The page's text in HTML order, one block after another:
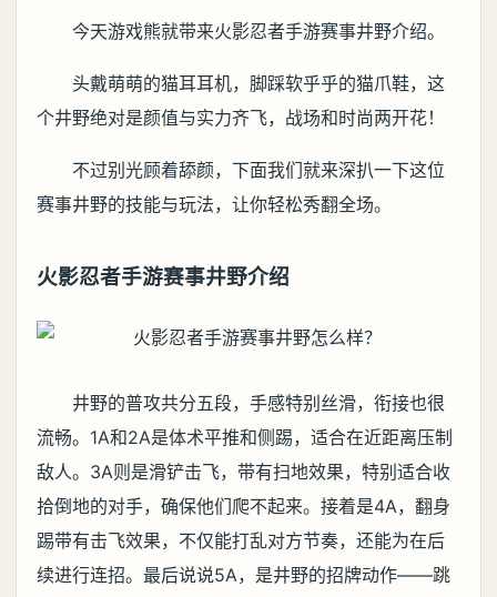
今天游戏熊就带来火影忍者手游赛事井野介绍。
头戴萌萌的猫耳耳机，脚踩软乎乎的猫爪鞋，这
个井野绝对是颜值与实力齐飞，战场和时尚两开花！
不过别光顾着舔颜，下面我们就来深扒一下这位
赛事井野的技能与玩法，让你轻松秀翻全场。
火影忍者手游赛事井野介绍
井野的普攻共分五段，手感特别丝滑，衔接也很
流畅。1A和2A是体术平推和侧踢，适合在近距离压制
敌人。3A则是滑铲击飞，带有扫地效果，特别适合收
拾倒地的对手，确保他们爬不起来。接着是4A，翻身
踢带有击飞效果，不仅能打乱对方节奏，还能为在后
续进行连招。最后说说5A，是井野的招牌动作——跳